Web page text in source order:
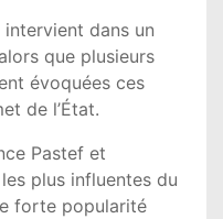
intervient dans un
que plusieurs
évoquées ces
de l’État.
Pastef et
plus influentes du
forte popularité